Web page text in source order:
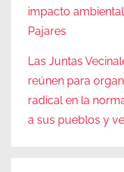
impacto
Pajares
Las Juntas
reúnen para
radical en la
a sus pueblos y